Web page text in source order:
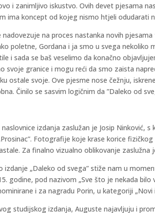
i zanimljivo iskustvo. Ovih devet pjesama
ima koncept od kojeg nismo htjeli odudarati
nadovezuje na proces nastanka novih
poletne, Gordana i ja smo u svega nekoliko
i sada se baš veselimo da konačno
svoje granice i mogu reći da smo zaista
ostale svoje. Ove pjesme nose čežnju,
Činilo se sasvim logičnim da ”Daleko od
izdanja zaslužan je Josip Ninković,
Fotografije koje krase korice
Za finalno vizualno oblikovanje zaslužna
izdanje „Daleko od svega” stiže nam u
godine, pod nazivom „Sve što je nekada
i za nagradu Porin, u kategoriji „Novi
studijskog izdanja, Auguste najavljuju i